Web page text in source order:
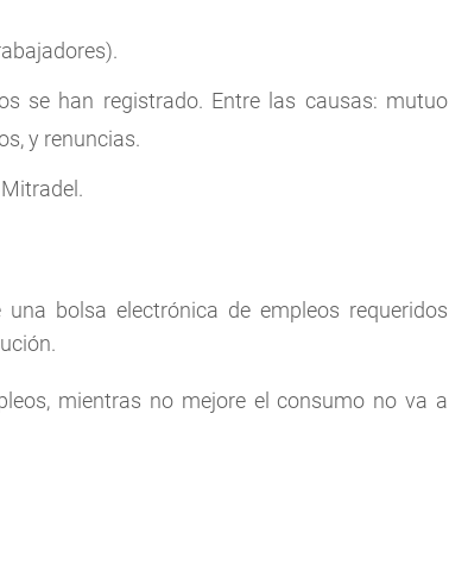
se han registrado. Entre las causas: mutuo
y renuncias.
bolsa electrónica de empleos requeridos
mientras no mejore el consumo no va a